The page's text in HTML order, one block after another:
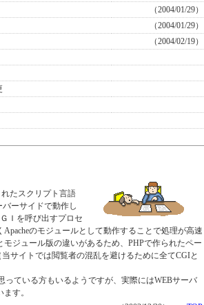
（2004/01/29）
（2004/01/29）
（2004/02/19）
れたスクリプト言語
ーサイドで動作し
Ｉを呼び出すプロセ
のモジュールとして動作することで処理が高速
ジュール版の違いがあるため、PHPで作られたペー
サイトでは閲覧者の混乱を避けるために全てCGIと
ている方もいるようですが、実際にはWEBサーバ
す。